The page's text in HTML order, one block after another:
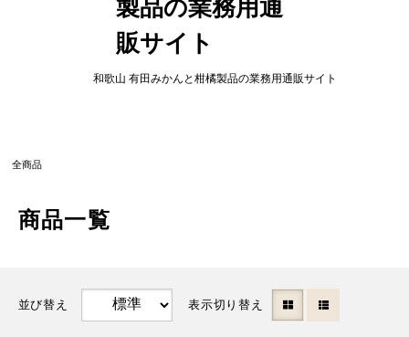
和歌山 有田みかんと柑橘製品の業務用通販サイト
全商品
商品一覧
並び替え 表示切り替え